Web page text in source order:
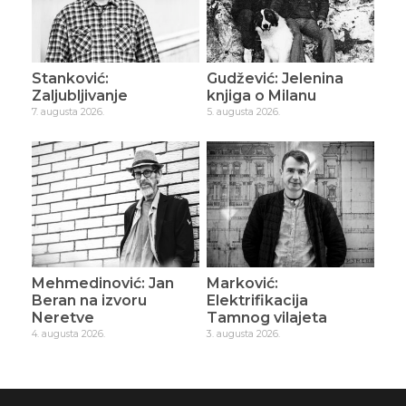
Stanković:
Zaljubljivanje
7. augusta 2026.
Gudžević: Jelenina
knjiga o Milanu
5. augusta 2026.
Mehmedinović: Jan
Beran na izvoru
Neretve
4. augusta 2026.
Marković:
Elektrifikacija
Tamnog vilajeta
3. augusta 2026.